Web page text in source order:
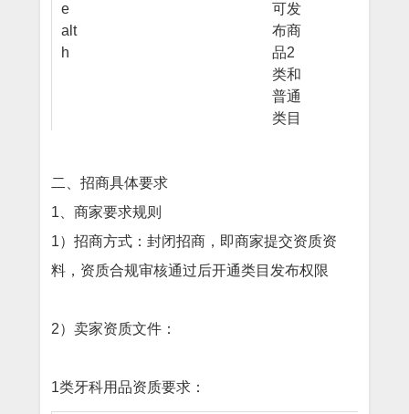
e
alt
h
可发
布商
品2
类和
普通
类目
二、 招商具体要求
1、商家要求规则
1）招商方式：封闭招商， 即商家提交资质资
料，资质合规审核通过后开通类目发布权限
2）卖家资质文件：
1类牙科用品资质要求：